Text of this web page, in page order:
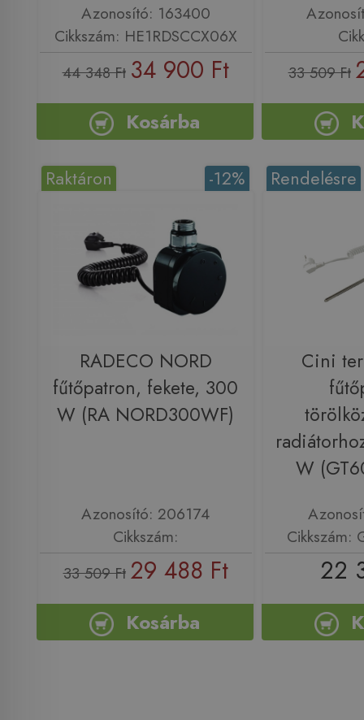
Azonosító: 163400
Cikkszám: HE1RDSCCX06X
44 348 Ft 34 900 Ft
Kosárba
33 509 Ft
-12%
Raktáron
RADECO NORD
fűtőpatron, fekete, 300
W (RA NORD300WF)
Azonosító: 206174
Cikkszám:
33 509 Ft 29 488 Ft
Kosárba
Rendelésre
Cini
W
Cikkszám:
22